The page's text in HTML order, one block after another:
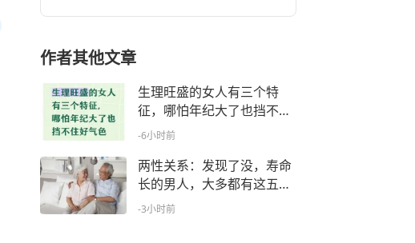
作者其他文章
生理旺盛的女人有三个特
征，哪怕年纪大了也挡不住
好气色
-6小时前
两性关系：发现了没，寿命
长的男人，大多都有这五个
好习惯
-3小时前